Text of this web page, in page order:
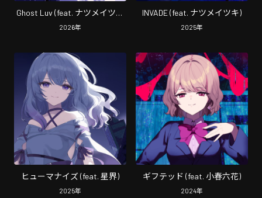
Ghost Luv (feat. ナツメイツキ
& 無來)
2026年
INVADE (feat. ナツメイツキ)
2025年
ヒューマナイズ (feat. 星界)
2025年
ギフテッド (feat. 小春六花)
2024年